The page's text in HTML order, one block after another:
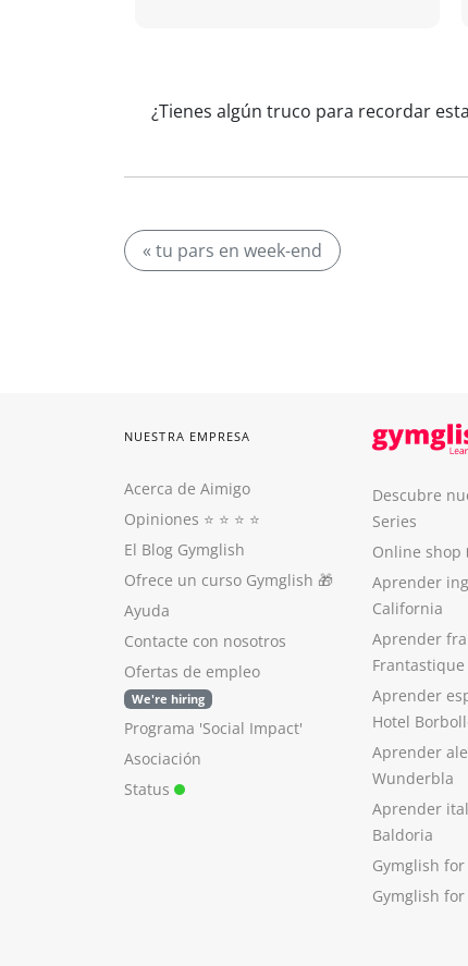
¿Tienes algún truco para recordar
« tu pars en week-end
NUESTRA EMPRESA
Acerca de Aimigo
Opiniones ⭐️ ⭐️ ⭐️ ⭐️
El Blog Gymglish
Ofrece un curso Gymglish 🎁
Ayuda
Contacte con nosotros
Ofertas de empleo
We're hiring
Programa 'Social Impact'
Asociación
Status
Descubre
Series
Online
Aprender
California
Aprender
Frantastique
Aprender
Hotel
Aprender
Wunderbla
Aprender
Baldoria
Gymglish
Gymglish for